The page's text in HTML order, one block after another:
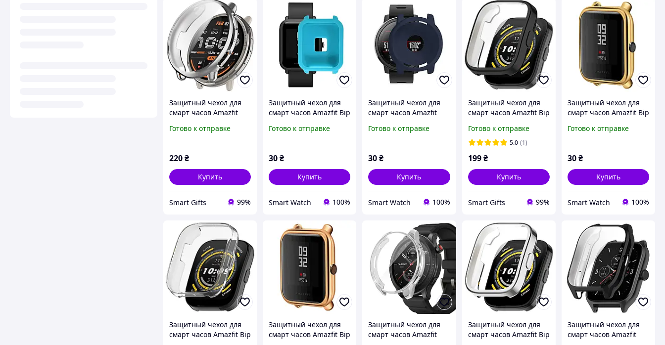
Защитный чехол для
смарт часов Amazfit
Готово к отправке
220₴
Купить
Smart Gifts 99%
Защитный чехол для
смарт часов Amazfit Bip
Готово к отправке
30₴
Купить
Smart Watch 100%
Защитный чехол для
смарт часов Amazfit
синий
Готово к отправке
30₴
Купить
Smart Watch 100%
Защитный чехол для
смарт часов Amazfit Bip
Готово к отправке
5.0 (1)
199 ₴
Купить
Smart Gifts 99%
Защитный чехол для
смарт часов Amazfit Bip
золотистый
Готово к отправке
30₴
Купить
Smart Watch 100%
Защитный чехол для
смарт часов Amazfit Bip
Защитный чехол для
смарт часов Amazfit Bip
Защитный чехол для
смарт часов Amazfit
Защитный чехол для
смарт часов Amazfit Bip
Защитный чехол для
смарт часов Amazfit